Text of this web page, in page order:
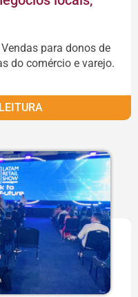
para donos de
do comércio e varejo.